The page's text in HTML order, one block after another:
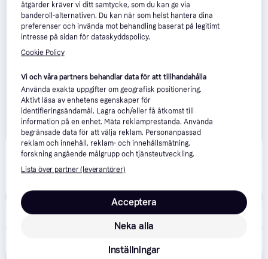
Proshop.se 4.5(589)
49 kr frakt,1-2 dagar
5.0 (1)
åtgärder kräver vi ditt samtycke, som du kan ge via
banderoll-alternativen. Du kan när som helst hantera dina
preferenser och invända mot behandling baserat på legitimt
intresse på sidan för dataskyddspolicy.
Cookie Policy
Vi och våra partners behandlar data för att tillhandahålla
Använda exakta uppgifter om geografisk positionering.
Aktivt läsa av enhetens egenskaper för
identifieringsändamål. Lagra och/eller få åtkomst till
information på en enhet. Mäta reklamprestanda. Använda
begränsade data för att välja reklam. Personanpassad
reklam och innehåll, reklam- och innehållsmätning,
forskning angående målgrupp och tjänsteutveckling.
Lista över partner (leverantörer)
Neka alla
Acceptera
Inställningar